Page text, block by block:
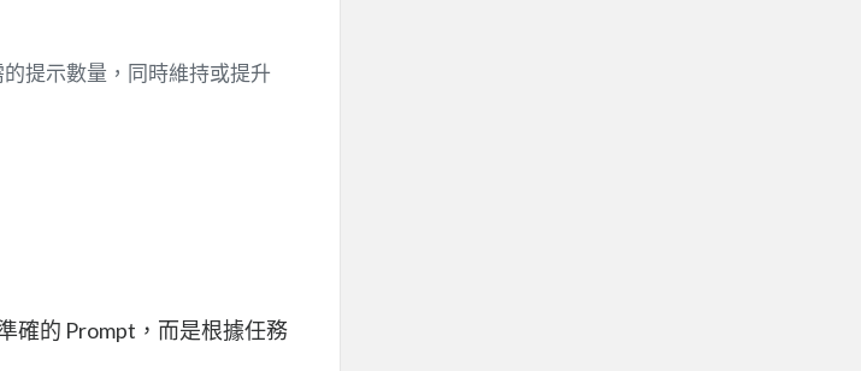
提示數量，同時維持或提升
確的 Prompt，而是根據任務